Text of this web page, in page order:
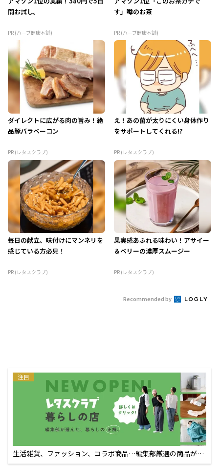
間お試し。
PR (ハーブ健康本舗)
す」噂のお茶
PR (ハーブ健康本舗)
ダイレクトに広がる肉の旨み！絶
品豚バラベーコン
PR (レタスクラブ)
え！あの菌が太りにくい身体作り
をサポートしてくれる!?
PR (レタスクラブ)
毎日の献立、味付けにマンネリを
感じている方必見！
PR (レタスクラブ)
果実感あふれる味わい！アサイー
＆ベリーの濃厚スムージー
PR (レタスクラブ)
Recommended by
注目
生活雑貨、ファッション、コラボ商品…編集部厳選の商品が買
えるECサイト